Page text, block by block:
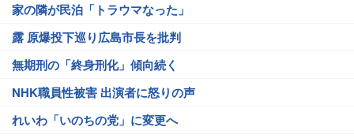
家の隣が民泊「トラウマなった」
露 原爆投下巡り広島市長を批判
無期刑の「終身刑化」傾向続く
NHK職員性被害 出演者に怒りの声
れいわ「いのちの党」に変更へ